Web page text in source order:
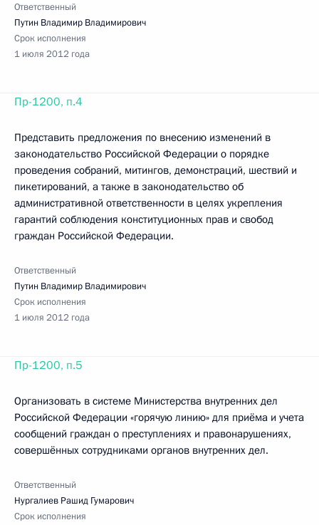
Ответственный
Путин Владимир Владимирович
Срок исполнения
1 июля 2012 года
Пр-1200, п.4
Представить предложения по внесению изменений в
законодательство Российской Федерации о порядке
проведения собраний, митингов, демонстраций, шествий и
пикетирований, а также в законодательство об
административной ответственности в целях укрепления
гарантий соблюдения конституционных прав и свобод
граждан Российской Федерации.
Ответственный
Путин Владимир Владимирович
Срок исполнения
1 июля 2012 года
Пр-1200, п.5
Организовать в системе Министерства внутренних дел
Российской Федерации «горячую линию» для приёма и учета
сообщений граждан о преступлениях и правонарушениях,
совершённых сотрудниками органов внутренних дел.
Ответственный
Нургалиев Рашид Гумарович
Срок исполнения